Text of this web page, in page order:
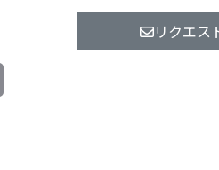
リクエス